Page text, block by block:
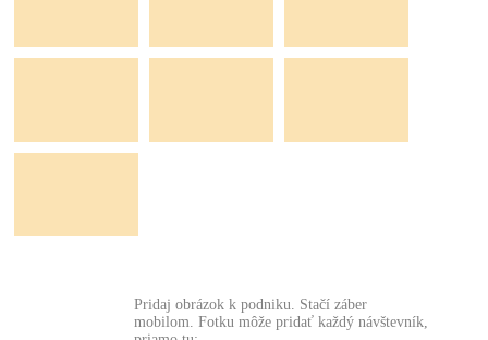
Pridaj obrázok k podniku. Stačí záber
mobilom. Fotku môže pridať každý návštevník,